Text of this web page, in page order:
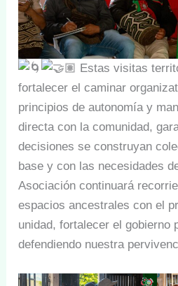
Estas visitas
fortalecer el caminar
principios de autonomía y
directa con la comunidad,
decisiones se construyan
base y con las necesidades
Asociación continuará
espacios ancestrales con el
unidad, fortalecer el gobierno
defendiendo nuestra